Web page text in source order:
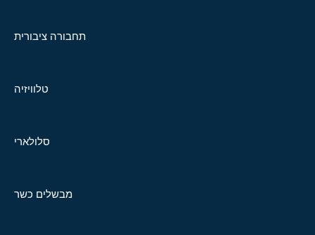
תחבורה ציבורית
טלוויזיה
סלולארי
מבשלים כשר